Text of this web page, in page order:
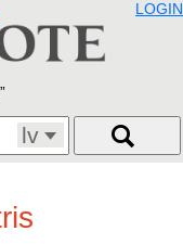
LOGIN
lv